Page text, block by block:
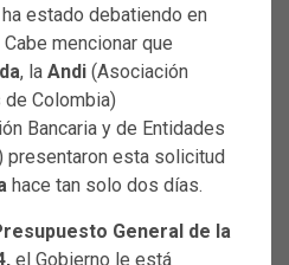
estado debatiendo en
mencionar que
, la Andi (Asociación
Colombia)
Bancaria y de Entidades
presentaron esta solicitud
hace tan solo dos días.
General de la
el Gobierno le está